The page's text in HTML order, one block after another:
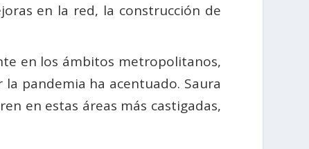
en la red, la construcción de
en los ámbitos metropolitanos,
pandemia ha acentuado. Saura
en estas áreas más castigadas,